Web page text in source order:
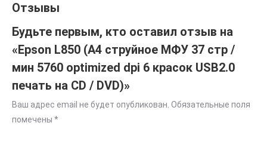
Отзывы
Будьте первым, кто оставил отзыв на
«Epson L850 (A4 струйное МФУ 37 стр /
мин 5760 optimized dpi 6 красок USB2.0
печать на CD / DVD)»
Ваш адрес email не будет опубликован. Обязательные поля
помечены *